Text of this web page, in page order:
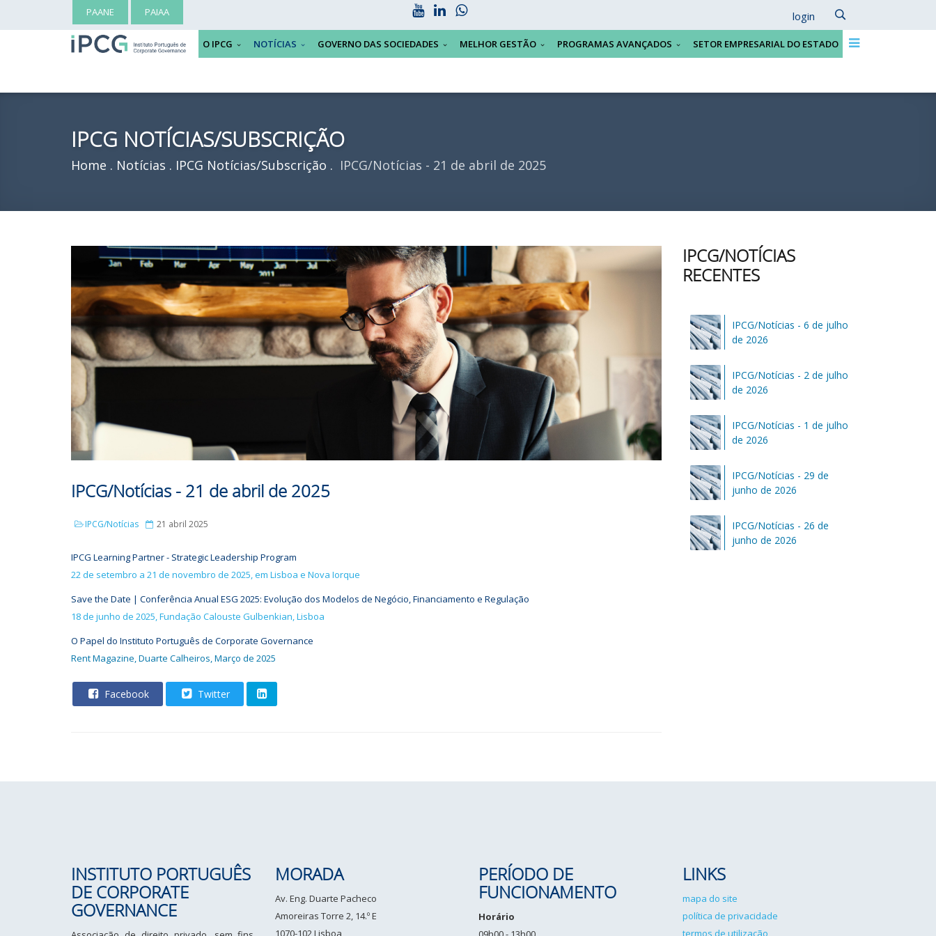
PAANE PAIAA login
O IPCG NOTÍCIAS GOVERNO DAS SOCIEDADES MELHOR GESTÃO PROGRAMAS AVANÇADOS SETOR EMPRESARIAL DO ESTADO
IPCG NOTÍCIAS/SUBSCRIÇÃO
Home Notícias IPCG Notícias/Subscrição IPCG/Notícias - 21 de abril de 2025
IPCG/Notícias - 21 de abril de 2025
IPCG/Notícias 21 abril 2025
IPCG Learning Partner - Strategic Leadership Program
22 de setembro a 21 de novembro de 2025, em Lisboa e Nova Iorque
Save the Date | Conferência Anual ESG 2025: Evolução dos Modelos de Negócio, Financiamento e Regulação
18 de junho de 2025, Fundação Calouste Gulbenkian, Lisboa
O Papel do Instituto Português de Corporate Governance
Rent Magazine, Duarte Calheiros, Março de 2025
Facebook Twitter
IPCG/NOTÍCIAS
RECENTES
IPCG/Notícias - 6 de julho
de 2026
IPCG/Notícias - 2 de julho
de 2026
IPCG/Notícias - 1 de julho
de 2026
IPCG/Notícias - 29 de
junho de 2026
IPCG/Notícias - 26 de
junho de 2026
INSTITUTO PORTUGUÊS
DE CORPORATE
GOVERNANCE
MORADA
Av. Eng. Duarte Pacheco
Amoreiras Torre 2, 14.º E
1070-102 Lisboa
PERÍODO DE
FUNCIONAMENTO
Horário
LINKS
mapa do site
política de privacidade
termos de utilização